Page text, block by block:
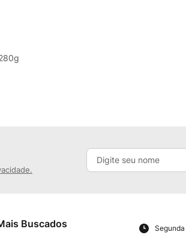
Buscados